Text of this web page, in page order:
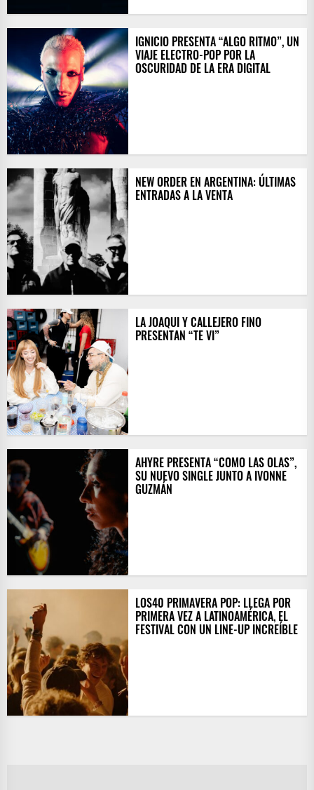
IGNICIO PRESENTA “ALGO RITMO”, UN
VIAJE ELECTRO-POP POR LA
OSCURIDAD DE LA ERA DIGITAL
NEW ORDER EN ARGENTINA: ÚLTIMAS
ENTRADAS A LA VENTA
LA JOAQUI Y CALLEJERO FINO
PRESENTAN “TE VI”
AHYRE PRESENTA “COMO LAS OLAS”,
SU NUEVO SINGLE JUNTO A IVONNE
GUZMÁN
LOS40 PRIMAVERA POP: LLEGA POR
PRIMERA VEZ A LATINOAMÉRICA, EL
FESTIVAL CON UN LINE-UP INCREÍBLE